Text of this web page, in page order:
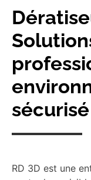
sécurisé
RD 3D est une